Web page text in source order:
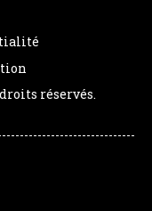
réservés.